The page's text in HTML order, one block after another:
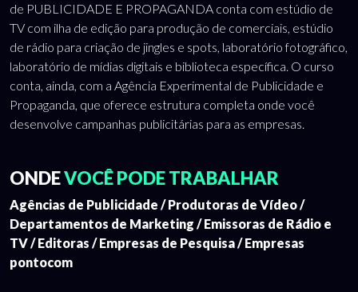
de PUBLICIDADE E PROPAGANDA conta com estúdio de
TV com ilha de edição para produção de comerciais, estúdio
de rádio para criação de jingles e spots, laboratório fotográfico,
laboratório de mídias digitais e biblioteca específica. O curso
conta, ainda, com a Agência Experimental de Publicidade e
Propaganda, que oferece estrutura completa onde você
desenvolve campanhas publicitárias para as empresas.
ONDEVOCÊ PODE TRABALHAR
Agências de Publicidade / Produtoras de Vídeo /
Departamentos de Marketing / Emissoras de Rádio e
TV / Editoras / Empresas de Pesquisa / Empresas
pontocom